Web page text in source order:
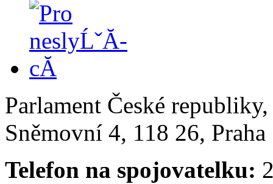
Parlament České
Sněmovní 4, 118 26,
Telefon na spojovatelku: